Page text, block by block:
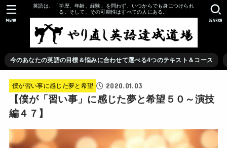
英語は、「学歴、年齢、経験」を問わず、いつからでも身につけられ
る。そして、その可能性はすべての人にある。
今のあなたの英語の目標＆悩みに合わせて選べる4つのテキスト＆コース
SEARCH
MENU
僕が習い事に感じた夢と希望 2020.01.03
【僕が「習い事」に感じた夢と希望５０～演技
編４７】